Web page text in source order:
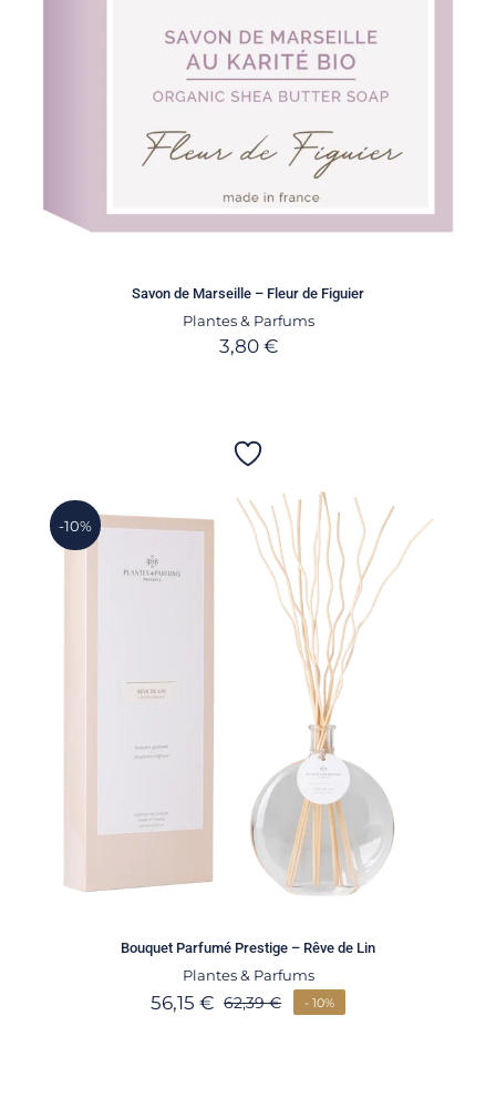
Savon de Marseille – Fleur de Figuier
Plantes & Parfums
3,80 €
-10%
Bouquet Parfumé Prestige – Rêve de Lin
Plantes & Parfums
62,39€
56,15€ - 10%